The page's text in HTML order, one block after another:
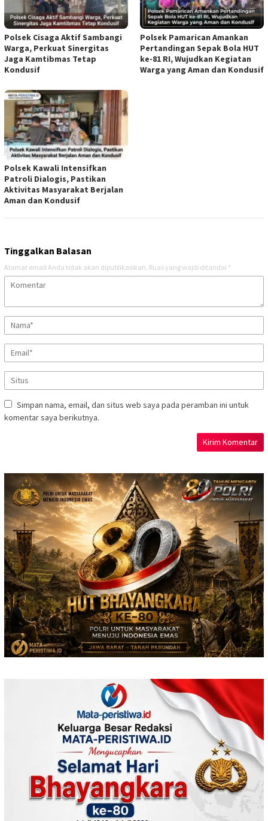
Polsek Cisaga Aktif Sambangi
Warga, Perkuat Sinergitas
Jaga Kamtibmas Tetap
Kondusif
Polsek Pamarican Amankan
Pertandingan Sepak Bola HUT
ke-81 RI, Wujudkan Kegiatan
Warga yang Aman dan Kondusif
Polsek Kawali Intensifkan
Patroli Dialogis, Pastikan
Aktivitas Masyarakat Berjalan
Aman dan Kondusif
Tinggalkan Balasan
Alamat email Anda tidak akan dipublikasikan. Ruas yang wajib ditandai *
Simpan nama, email, dan situs web saya pada peramban ini untuk
komentar saya berikutnya.